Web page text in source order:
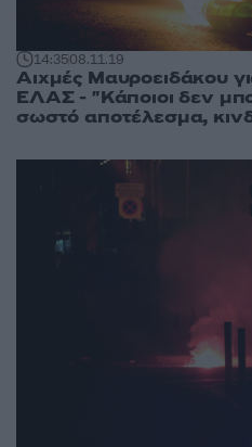
14:3508.11.19
Αιχμές Μαυροειδάκου
ΕΛΑΣ - "Κάποιοι δεν
σωστό αποτέλεσμα,